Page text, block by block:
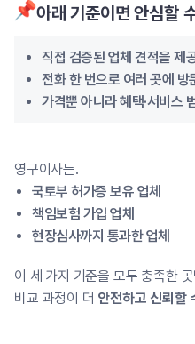
아래 기준이면 안심할
직접 검증된 업체 견적을 제
전화 한 번으로 여러 곳에 방
가격뿐 아니라 혜택·서비스
영구이사는.
국토부 허가증 보유 업체
책임보험 가입 업체
현장심사까지 통과한 업체
이 세 가지 기준을 모두 충족한
비교 과정이 더 안전하고 신뢰할